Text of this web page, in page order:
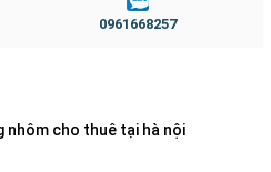
trước hết bạn nên tìm hiểu
để đảm bảo thang
0961668257
nhôm cho thuê tại hà nội